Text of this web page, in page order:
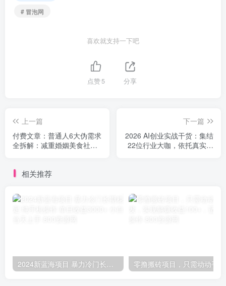
# 冒泡网
喜欢就支持一下吧
点赞5 分享
上一篇
付费文章：普通人6大伪需求
全拆解：减重婚姻美食社交
下一篇
2026 AI创业实战干货：集结
22位行业大咖，依托真实落
相关推荐